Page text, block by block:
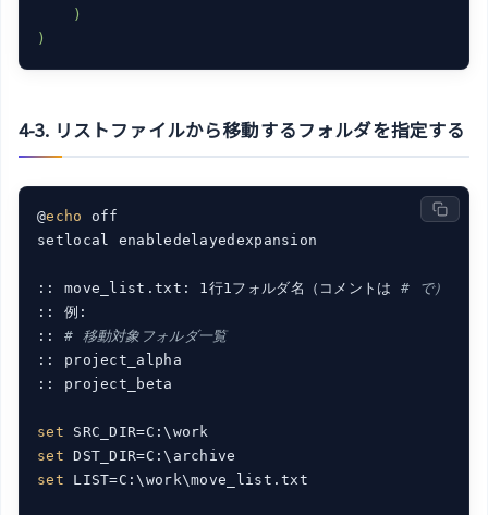
    )
4-3. リストファイルから移動するフォルダを指定する
@echo
off
setlocal enabledelayedexpansion
:: move_list.txt: 1行1フォルダ名（コメントは # で）
:: 例:
:: # 移動対象フォルダ一覧
:: project_alpha
:: project_beta
set
set
set LIST=C:\work\move_list.txt